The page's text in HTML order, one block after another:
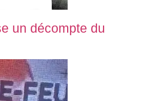
un décompte du